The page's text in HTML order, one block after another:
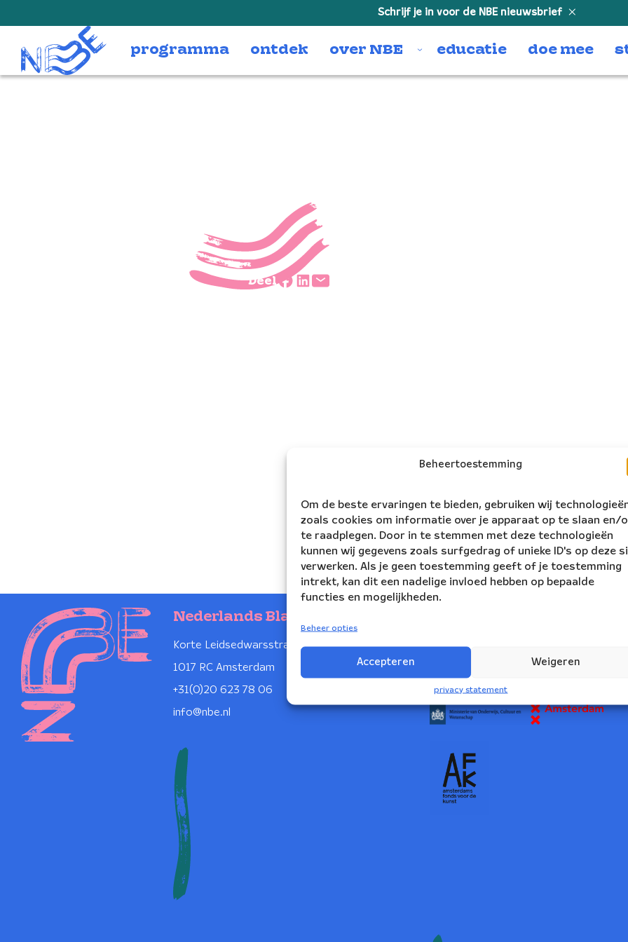
Beheertoestemming
Om de beste ervaringen te bieden, gebruiken wij
zoals cookies om informatie over je apparaat op te slaan en/
te raadplegen. Door in te stemmen met deze technologieën
kunnen wij gegevens zoals surfgedrag of unieke ID's op deze
verwerken. Als je geen toestemming geeft of je toestemming
intrekt, kan dit een nadelige invloed hebben op bepaalde
functies en mogelijkheden.
Beheer opties
Accepteren Weigeren
privacy statement
Schrijf je in voor de NBE nieuwsbrief
programma ontdek over NBE educatie doe mee
Deel
Nederlands Blazers Ensemble
Korte Leidsedwarsstraat 12
1017 RC Amsterdam
+31(0)20 623 78 06
info@nbe.nl
NBE wordt ondersteund door: